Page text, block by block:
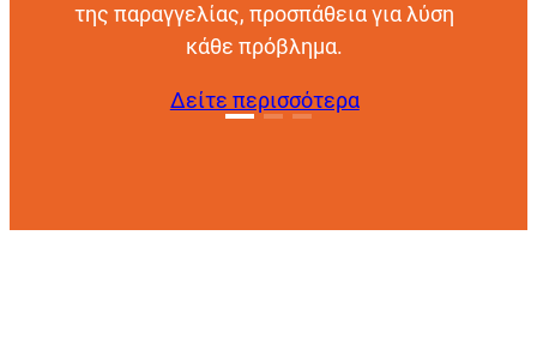
της παραγγελίας, προσπάθεια για λύση
κάθε πρόβλημα.
Δείτε περισσότερα